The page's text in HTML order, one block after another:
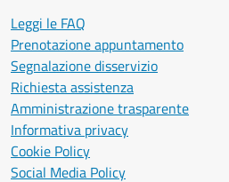
Leggi le FAQ
Prenotazione appuntamento
Segnalazione disservizio
Richiesta assistenza
Amministrazione trasparente
Informativa privacy
Cookie Policy
Social Media Policy